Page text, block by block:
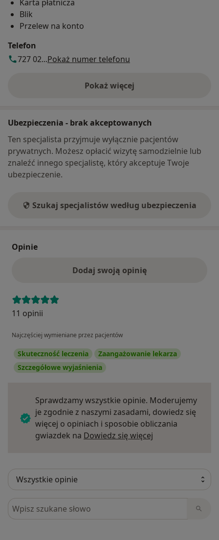
Karta płatnicza
Blik
Przelew na konto
Telefon
727 02...Pokaż numer telefonu
Pokaż więcej
o adresie
Ubezpieczenia - brak akceptowanych
Ten specjalista przyjmuje wyłącznie pacjentów
prywatnych. Możesz opłacić wizytę samodzielnie lub
znaleźć innego specjalistę, który akceptuje Twoje
ubezpieczenie.
Szukaj specjalistów według ubezpieczenia
Opinie
Dodaj swoją opinię
11 opinii
Najczęściej wymieniane przez pacjentów
Skuteczność leczenia
Zaangażowanie lekarza
Szczegółowe wyjaśnienia
Sprawdzamy wszystkie opinie. Moderujemy
je zgodnie z naszymi zasadami, dowiedz się
więcej o opiniach i sposobie obliczania
gwiazdek na Dowiedz się więcej
Szukaj w opiniach